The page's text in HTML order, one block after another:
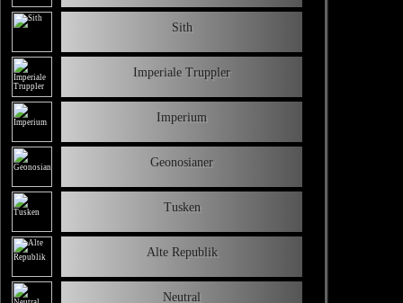
Sith
Imperiale Truppler
Imperium
Geonosianer
Tusken
Alte Republik
Neutral